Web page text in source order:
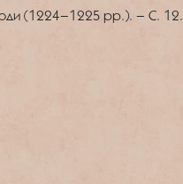
(1224–1225 рр.). – С. 12.